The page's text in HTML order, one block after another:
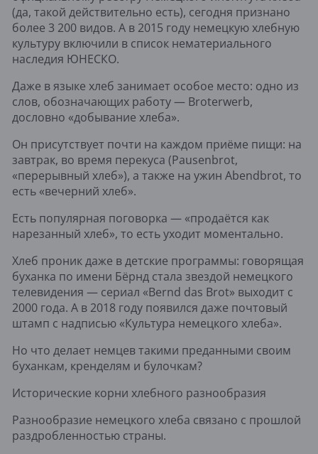
(да, такой действительно есть), сегодня признано
более 3 200 видов. А в 2015 году немецкую хлебную
культуру включили в список нематериального
наследия ЮНЕСКО.
Даже в языке хлеб занимает особое место: одно из
слов, обозначающих работу — Broterwerb,
дословно «добывание хлеба».
Он присутствует почти на каждом приёме пищи: на
завтрак, во время перекуса (Pausenbrot,
«перерывный хлеб»), а также на ужин Abendbrot, то
есть «вечерний хлеб».
Есть популярная поговорка — «продаётся как
нарезанный хлеб», то есть уходит моментально.
Хлеб проник даже в детские программы: говорящая
буханка по имени Бёрнд стала звездой немецкого
телевидения — сериал «Bernd das Brot» выходит с
2000 года. А в 2018 году появился даже почтовый
штамп с надписью «Культура немецкого хлеба».
Но что делает немцев такими преданными своим
буханкам, кренделям и булочкам?
Исторические корни хлебного разнообразия
Разнообразие немецкого хлеба связано с прошлой
раздробленностью страны.